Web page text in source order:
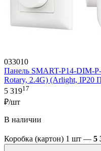
033010
Панель SMART-P14-DIM-
Rotary, 2.4G) (Arlight, IP20
5 31917
₽/шт
В наличии
Коробка (картон) 1 шт — 5